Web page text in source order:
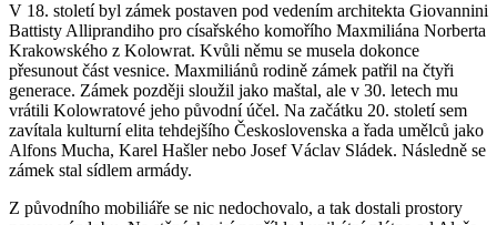
V 18. století byl zámek postaven pod vedením architekta Giovannini
Battisty Alliprandiho pro císařského komořího Maxmiliána Norberta
Krakowského z Kolowrat. Kvůli němu se musela dokonce
přesunout část vesnice. Maxmiliánů rodině zámek patřil na čtyři
generace. Zámek později sloužil jako maštal, ale v 30. letech mu
vrátili Kolowratové jeho původní účel. Na začátku 20. století sem
zavítala kulturní elita tehdejšího Československa a řada umělců jako
Alfons Mucha, Karel Hašler nebo Josef Václav Sládek. Následně se
zámek stal sídlem armády.
Z původního mobiliáře se nic nedochovalo, a tak dostali prostory